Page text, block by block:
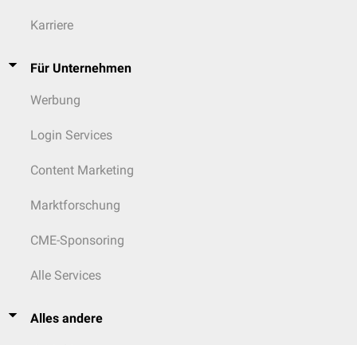
Karriere
Für Unternehmen
Werbung
Login Services
Content Marketing
Marktforschung
CME-Sponsoring
Alle Services
Alles andere